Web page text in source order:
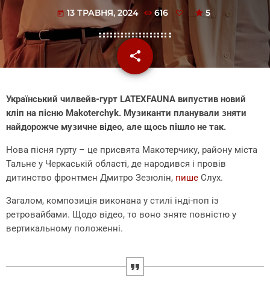
today 13 ТРАВНЯ, 2024 616 5
share
email
Український чилвейв-гурт LATEXFAUNA випустив новий
кліп на пісню Makoterchyk. Музиканти планували зняти
найдорожче музичне відео, але щось пішло не так.
Нова пісня гурту – це присвята Макотерчику, району міста
Тальне у Черкаській області, де народився і провів
дитинство фронтмен Дмитро Зезюлін, пише Слух.
Загалом, композиція виконана у стилі інді-поп із
ретровайбами. Щодо відео, то воно зняте повністю у
вертикальному положенні.